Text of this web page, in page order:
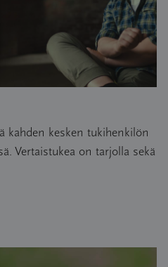
kahden kesken tukihenkilön
Vertaistukea on tarjolla sekä